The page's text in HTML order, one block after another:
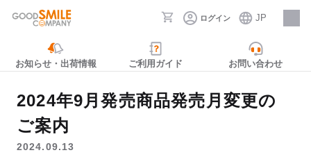
ログイン JP
採用情報
お知らせ・出荷情報 ご利用ガイド お問い合わせ
2024年9月発売商品発売月変更の
ご案内
2024.09.13